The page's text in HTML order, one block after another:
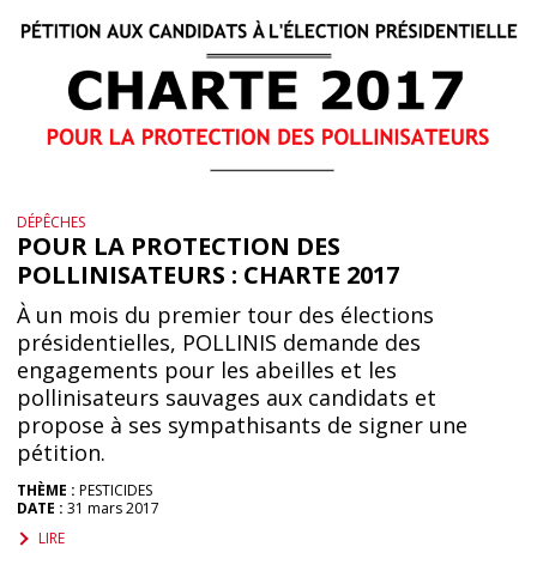
DÉPÊCHES
POUR LA PROTECTION DES
POLLINISATEURS : CHARTE 2017
À un mois du premier tour des élections
présidentielles, POLLINIS demande des
engagements pour les abeilles et les
pollinisateurs sauvages aux candidats et
propose à ses sympathisants de signer une
pétition.
THÈME : PESTICIDES
DATE : 31 mars 2017
LIRE